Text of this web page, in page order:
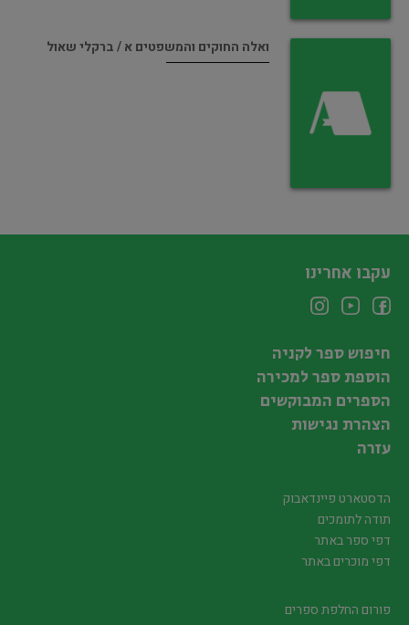
ואלה החוקים והמשפטים א / ברקלי שאול
עקבו אחרינו
חיפוש ספר לקניה
הוספת ספר למכירה
הספרים המבוקשים
הצהרת נגישות
עזרה
הדסטארט פיינדאבוק
תודה לתומכים
דפי ספר באתר
דפי מוכרים באתר
פורום החלפת ספרים